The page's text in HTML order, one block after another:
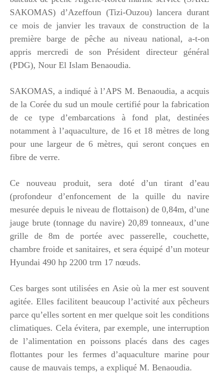
SAKOMAS) d’Azeffoun (Tizi-Ouzou) lancera durant
ce mois de janvier les travaux de construction de la
première barge de pêche au niveau national, a-t-on
appris mercredi de son Président directeur général
(PDG), Nour El Islam Benaoudia.
SAKOMAS, a indiqué à l’APS M. Benaoudia, a acquis
de la Corée du sud un moule certifié pour la fabrication
de ce type d’embarcations à fond plat, destinées
notamment à l’aquaculture, de 16 et 18 mètres de long
pour une largeur de 6 mètres, qui seront conçues en
fibre de verre.
Ce nouveau produit, sera doté d’un tirant d’eau
(profondeur d’enfoncement de la quille du navire
mesurée depuis le niveau de flottaison) de 0,84m, d’une
jauge brute (tonnage du navire) 20,89 tonneaux, d’une
grille de 8m de portée avec passerelle, couchette,
chambre froide et sanitaires, et sera équipé d’un moteur
Hyundai 490 hp 2200 trm 17 nœuds.
Ces barges sont utilisées en Asie où la mer est souvent
agitée. Elles facilitent beaucoup l’activité aux pêcheurs
parce qu’elles sortent en mer quelque soit les conditions
climatiques. Cela évitera, par exemple, une interruption
de l’alimentation en poissons placés dans des cages
flottantes pour les fermes d’aquaculture marine pour
cause de mauvais temps, a expliqué M. Benaoudia.